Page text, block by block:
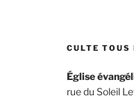
CULTE
Église
rue du Soleil